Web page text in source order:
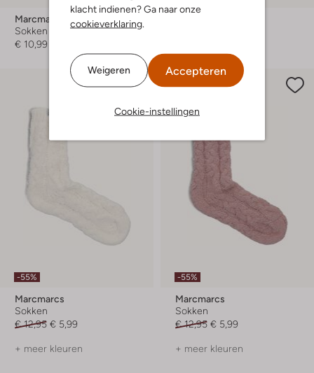
klacht indienen? Ga naar onze
cookieverklaring
Weigeren Accepteren
Cookie-instellingen
Marcmarcs
Sokken
€ 10,99
-55%
Marcmarcs
Sokken
€ 12,95 € 5,99
+ meer kleuren
-55%
Marcmarcs
Sokken
€ 12,95 € 5,99
+ meer kleuren